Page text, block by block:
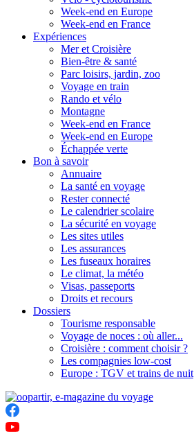
Week-end en Europe
Week-end en France
Expériences
Mer et Croisière
Bien-être & santé
Parc loisirs, jardin, zoo
Voyage en train
Rando et vélo
Montagne
Week-end en France
Week-end en Europe
Échappée verte
Bon à savoir
Annuaire
La santé en voyage
Rester connecté
Le calendrier scolaire
La sécurité en voyage
Les sites utiles
Les assurances
Les fuseaux horaires
Le climat, la météo
Visas, passeports
Droits et recours
Dossiers
Tourisme responsable
Voyage de noces : où aller...
Croisière : comment choisir ?
Les compagnies low-cost
Europe : TGV et trains de nuit